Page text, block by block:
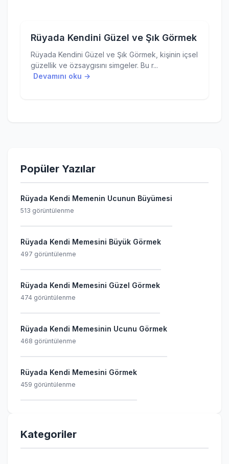
Rüyada Kendini Güzel ve Şık Görmek
Rüyada Kendini Güzel ve Şık Görmek, kişinin içsel
güzellik ve özsaygısını simgeler. Bu r...
Devamını oku →
Popüler Yazılar
Rüyada Kendi Memenin Ucunun Büyümesi
513 görüntülenme
Rüyada Kendi Memesini Büyük Görmek
497 görüntülenme
Rüyada Kendi Memesini Güzel Görmek
474 görüntülenme
Rüyada Kendi Memesinin Ucunu Görmek
468 görüntülenme
Rüyada Kendi Memesini Görmek
459 görüntülenme
Kategoriler